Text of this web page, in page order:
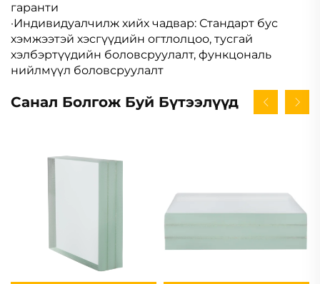
гаранти
·Индивидуалчилж хийх чадвар: Стандарт бус
хэмжээтэй хэсгүүдийн огтлолцоо, тусгай
хэлбэртүүдийн боловсруулалт, функцональ
нийлмүүл боловсруулалт
Санал Болгож Буй Бүтээлүүд